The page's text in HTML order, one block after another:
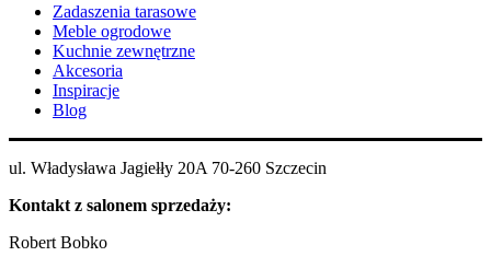
Zadaszenia tarasowe
Meble ogrodowe
Kuchnie zewnętrzne
Akcesoria
Inspiracje
Blog
ul. Władysława Jagiełły 20A 70-260 Szczecin
Kontakt z salonem sprzedaży:
Robert Bobko